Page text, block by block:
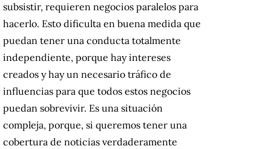
subsistir, requieren negocios paralelos para
hacerlo. Esto dificulta en buena medida que
puedan tener una conducta totalmente
independiente, porque hay intereses
creados y hay un necesario tráfico de
influencias para que todos estos negocios
puedan sobrevivir. Es una situación
compleja, porque, si queremos tener una
cobertura de noticias verdaderamente